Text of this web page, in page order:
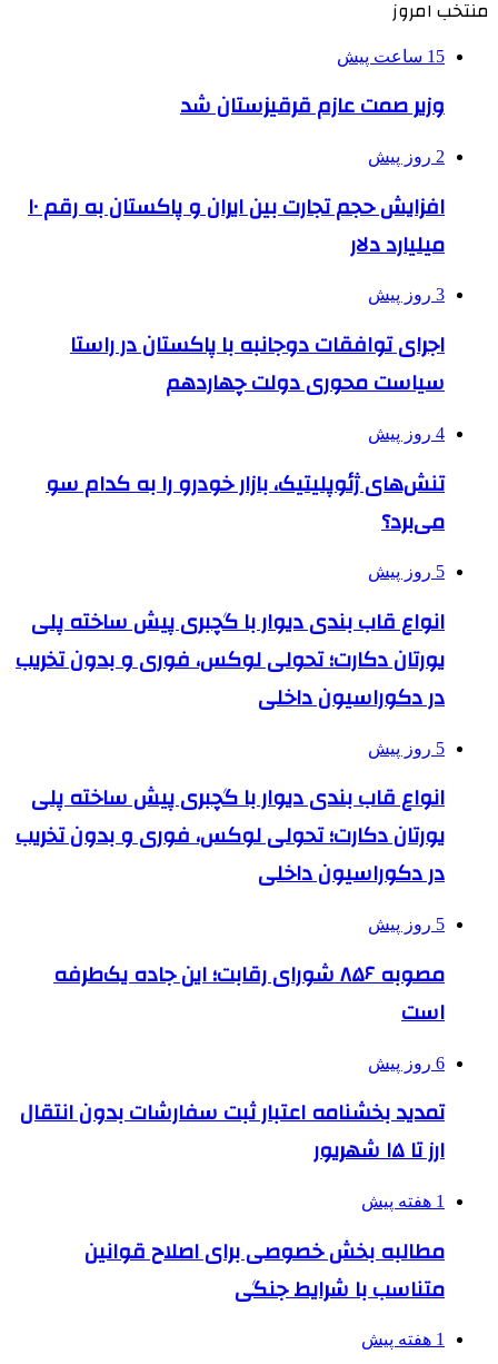
منتخب امروز
15 ساعت پیش
وزیر صمت عازم قرقیزستان شد
2 روز پیش
افزایش حجم تجارت بین ایران و پاکستان به رقم ۱۰
میلیارد دلار
3 روز پیش
اجرای توافقات دوجانبه با پاکستان در راستا
سیاست محوری دولت چهاردهم
4 روز پیش
تنش‌های ژئوپلیتیک، بازار خودرو را به کدام سو
می‌برد؟
5 روز پیش
انواع قاب بندی دیوار با گچبری پیش ساخته پلی
یورتان دکارت؛ تحولی لوکس، فوری و بدون تخریب
در دکوراسیون داخلی
5 روز پیش
انواع قاب بندی دیوار با گچبری پیش ساخته پلی
یورتان دکارت؛ تحولی لوکس، فوری و بدون تخریب
در دکوراسیون داخلی
5 روز پیش
مصوبه ۸۵۶ شورای رقابت؛ این جاده یک‌طرفه
است
6 روز پیش
تمدید بخشنامه اعتبار ثبت سفارشات بدون انتقال
ارز تا ۱۵ شهریور
1 هفته پیش
مطالبه بخش خصوصی برای اصلاح قوانین
متناسب با شرایط جنگی
1 هفته پیش